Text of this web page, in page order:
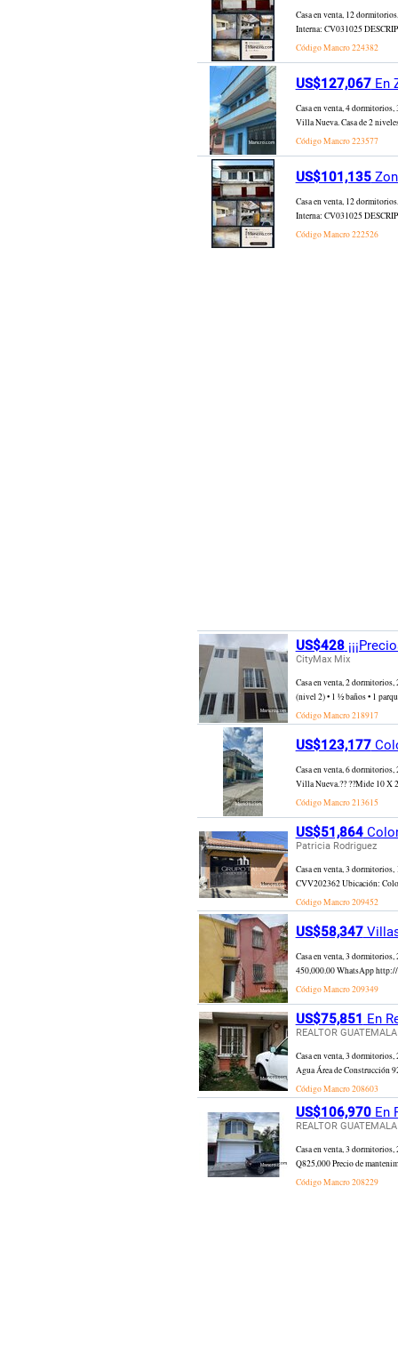
Casa en venta, 12
Interna: CV031025
Código Mancro224382
US$127,067En
Casa en venta, 4
Villa Nueva. Casa de 2
Código Mancro223577
US$101,135
Casa en venta, 12
Interna: CV031025
Código Mancro222526
US$428
CityMax Mix
Casa en venta, 2
(nivel 2) • 1 ½ baños • 1
Código Mancro218917
US$123,177
Casa en venta, 6
Villa Nueva.?? ??Mide 10 X
Código Mancro213615
US$51,864
Patricia Rodriguez
Casa en venta, 3
CVV202362 Ubicación:
Código Mancro209452
US$58,347Villas
Casa en venta, 3
450,000.00 WhatsApp
Código Mancro209349
US$75,851 En
REALTOR GUATEMALA
Casa en venta, 3
Agua Área de Construcción
Código Mancro208603
US$106,970En
REALTOR GUATEMALA
Casa en venta, 3 dormitorios,
Q825,000 Precio de
Código Mancro208229